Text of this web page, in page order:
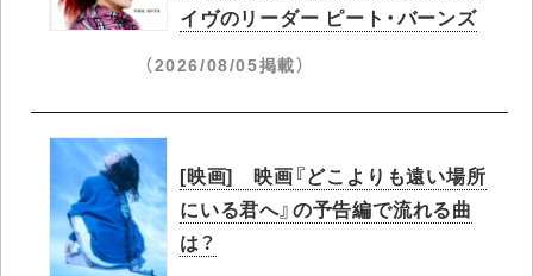
イヴのリーダー ピート・バーンズ
（2026/08/05掲載）
[映画] 映画『どこよりも遠い場所
にいる君へ』の予告編で流れる曲
は？